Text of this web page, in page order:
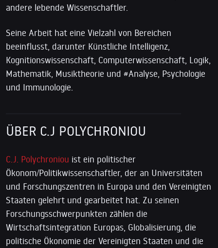
andere lebende Wissenschaftler.
Seine Arbeit hat eine Vielzahl von Bereichen
beeinflusst, darunter Künstliche Intelligenz,
Kognitionswissenschaft, Computerwissenschaft, Logik,
Mathematik, Musiktheorie und #Analyse, Psychologie
und Immunologie.
ÜBER C.J POLYCHRONIOU
C.J. Polychroniou ist ein politischer
Ökonom/Politikwissenschaftler, der an Universitäten
und Forschungszentren in Europa und den Vereinigten
Staaten gelehrt und gearbeitet hat. Zu seinen
Forschungsschwerpunkten zählen die
Wirtschaftsintegration Europas, Globalisierung, die
politische Ökonomie der Vereinigten Staaten und die